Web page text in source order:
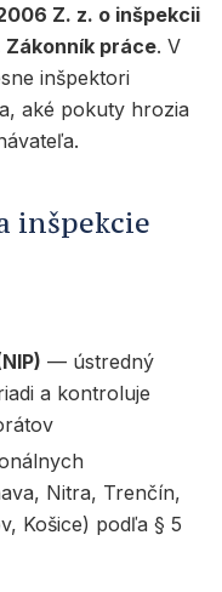
Z. z. o inšpekcii
Zákonník práce. V
inšpektori
aké pokuty hrozia
inšpekcie
— ústredný
a kontroluje
Nitra, Trenčín,
Košice) podľa § 5